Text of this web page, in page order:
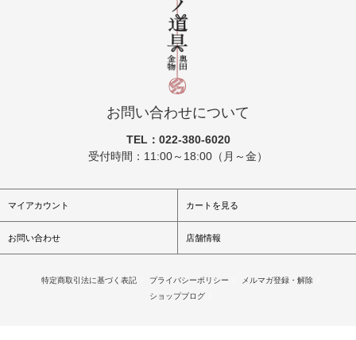
お問い合わせについて
TEL：022-380-6020
受付時間：11:00～18:00（月～金）
マイアカウント カートを見る
お問い合わせ 店舗情報
特定商取引法に基づく表記 プライバシーポリシー メルマガ登録・解除
ショップブログ